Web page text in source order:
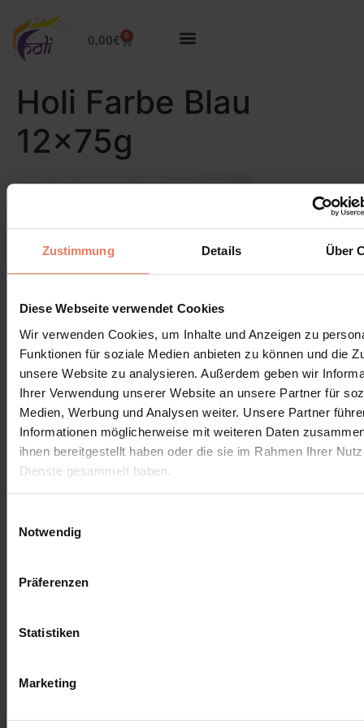
Zustimmung Details Über
Diese Webseite verwendet Cookies
Wir verwenden Cookies, um Inhalte und Anzeigen zu
Funktionen für soziale Medien anbieten zu können und die
unsere Website zu analysieren. Außerdem geben wir
Ihrer Verwendung unserer Website an unsere Partner für
Medien, Werbung und Analysen weiter. Unsere Partner
Informationen möglicherweise mit weiteren Daten
ihnen bereitgestellt haben oder die sie im Rahmen Ihrer
Dienste gesammelt haben.
Notwendig
Präferenzen
Statistiken
Marketing
0,00€ 0
Holi Farbe Blau
12x75g
Lascia un commento
Devi essereconnessoper inviare un commento.